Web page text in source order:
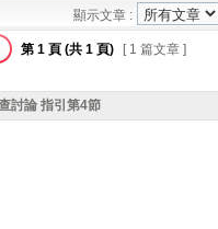
顯示文章 :
第 1 頁 (共 1 頁) [ 1 篇文章 ]
討論 指引第4節